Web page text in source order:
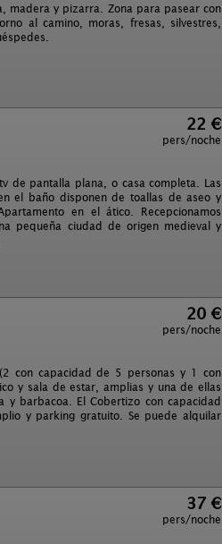
madera y pizarra. Zona para pasear con
al camino, moras, fresas, silvestres,
22 €
pers/noche
de pantalla plana, o casa completa. Las
el baño disponen de toallas de aseo y
en el ático. Recepcionamos
pequeña ciudad de origen medieval y
20 €
pers/noche
con capacidad de 5 personas y 1 con
y sala de estar, amplias y una de ellas
y barbacoa. El Cobertizo con capacidad
y parking gratuito. Se puede alquilar
37 €
pers/noche